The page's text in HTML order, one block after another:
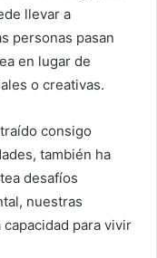
llevar a
personas pasan
en lugar de
o creativas.
consigo
también ha
desafíos
nuestras
para vivir